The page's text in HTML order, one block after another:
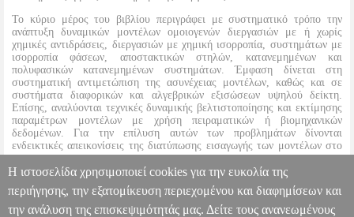
Το κύριο μέρος του βιβλίου περιγράφει με συστηματικό τρόπο την
ανάπτυξη δυναμικών μοντέλων ομοιογενών διεργασιών με ή χωρίς
χημικές αντιδράσεις, διεργασιών με χημική ισορροπία, συστημάτων με
ισορροπία φάσεων, αποστακτικών στηλών, κατανεμημένων και
πολυφασικών κατανεμημένων συστημάτων. Έμφαση δίνεται στη
συστηματική αντιμετώπιση της ασυνέχειας μοντέλων, καθώς και σε
συστήματα διαφορικών και αλγεβρικών εξισώσεων υψηλού δείκτη.
Επίσης, αναλύονται τεχνικές δυναμικής βελτιστοποίησης και εκτίμησης
παραμέτρων μοντέλων με χρήση πειραματικών ή βιομηχανικών
δεδομένων. Για την επίλυση αυτών των προβλημάτων δίνονται
ενδεικτικές απεικονίσεις της διατύπωσης εισαγωγής των μοντέλων στο
περίπτωσης που αφορούν ένα μεγάλο εύρος συστημάτων διεργασιών.
ΔΥΝΑΜΙΚΗ ΜΟΝΤΕΛΟΠΟΙΗΣΗ ΣΥΣΤΗΜΑΤΩΝ ΔΙΕΡΓΑΣΙΩΝ
Η ιστοσελίδα χρησιμοποιεί cookies για την ευκολία της
περιήγησης, την εξατομίκευση περιεχομένου και διαφημίσεων και
την ανάλυση της επισκεψιμότητάς μας. Δείτε τους ανανεωμένους